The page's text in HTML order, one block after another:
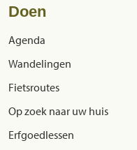
Doen
Agenda
Wandelingen
Fietsroutes
Op zoek naar uw huis
Erfgoedlessen